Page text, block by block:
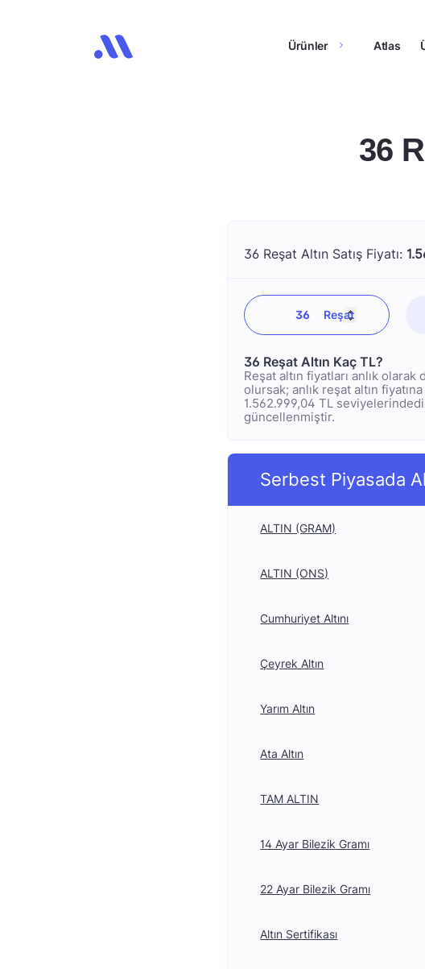
Ürünler Atlas
36
36 Reşat Altın Satış Fiyatı:
36 Reşat Altın Kaç TL?
Reşat altın fiyatları anlık
olursak; anlık reşat altın
1.562.999,04 TL
güncellenmiştir.
Serbest Piyasada
ALTIN (GRAM)
ALTIN (ONS)
Cumhuriyet Altını
Çeyrek Altın
Yarım Altın
Ata Altın
TAM ALTIN
14 Ayar Bilezik Gramı
22 Ayar Bilezik Gramı
Altın Sertifikası